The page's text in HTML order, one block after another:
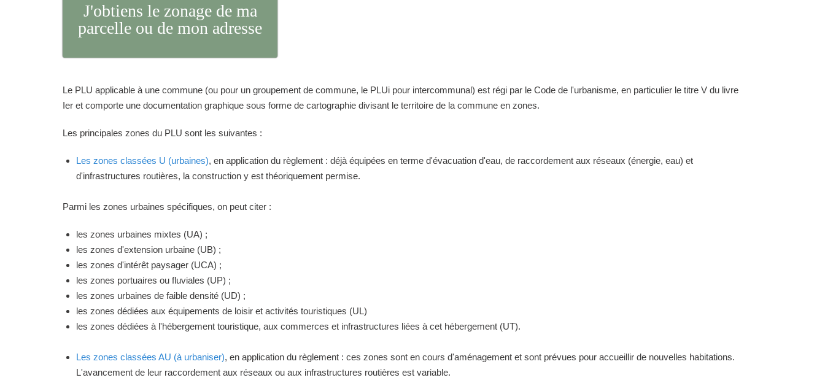
J'obtiens le zonage de ma
parcelle ou de mon adresse
Le PLU applicable à une commune (ou pour un groupement de commune, le PLUi pour intercommunal) est régi par le Code de l'urbanisme, en particulier le titre V du livre
Ier et comporte une documentation graphique sous forme de cartographie divisant le territoire de la commune en zones.
Les principales zones du PLU sont les suivantes :
Les zones classées U (urbaines), en application du règlement : déjà équipées en terme d'évacuation d'eau, de raccordement aux réseaux (énergie, eau) et
d'infrastructures routières, la construction y est théoriquement permise.
Parmi les zones urbaines spécifiques, on peut citer :
les zones urbaines mixtes (UA) ;
les zones d'extension urbaine (UB) ;
les zones d'intérêt paysager (UCA) ;
les zones portuaires ou fluviales (UP) ;
les zones urbaines de faible densité (UD) ;
les zones dédiées aux équipements de loisir et activités touristiques (UL)
les zones dédiées à l'hébergement touristique, aux commerces et infrastructures liées à cet hébergement (UT).
Les zones classées AU (à urbaniser), en application du règlement : ces zones sont en cours d'aménagement et sont prévues pour accueillir de nouvelles habitations.
L'avancement de leur raccordement aux réseaux ou aux infrastructures routières est variable.